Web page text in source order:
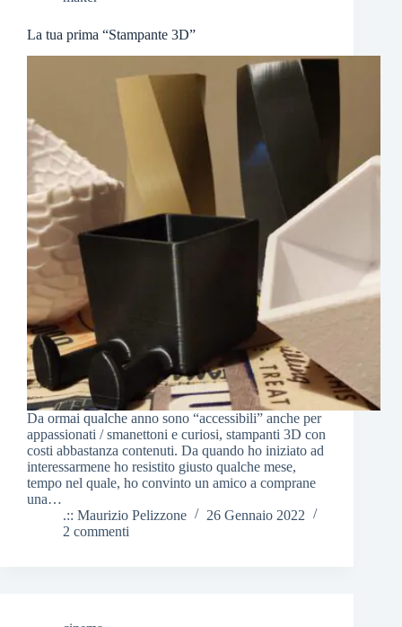
La tua prima “Stampante 3D”
Da ormai qualche anno sono “accessibili” anche per
appassionati / smanettoni e curiosi, stampanti 3D con
costi abbastanza contenuti. Da quando ho iniziato ad
interessarmene ho resistito giusto qualche mese,
tempo nel quale, ho convinto un amico a comprane
una…
.:: Maurizio Pelizzone
26 Gennaio 2022
2 commenti